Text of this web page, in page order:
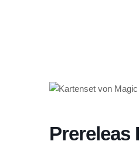
Prereleas